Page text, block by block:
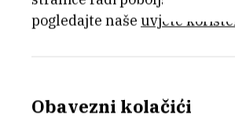
pogledajte naše uvjete
Obavezni kolačići